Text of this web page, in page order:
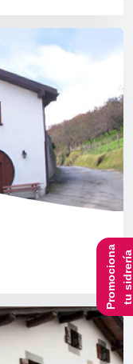
Promocionatu sidrería